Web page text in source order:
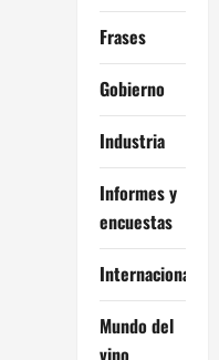
Frases
Gobierno
Industria
Informes y
encuestas
Internacional
Mundo del
vino